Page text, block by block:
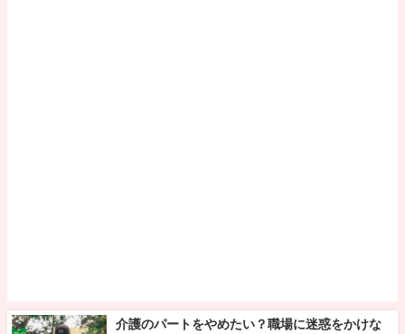
介護のパートをやめたい？職場に迷惑をかけな